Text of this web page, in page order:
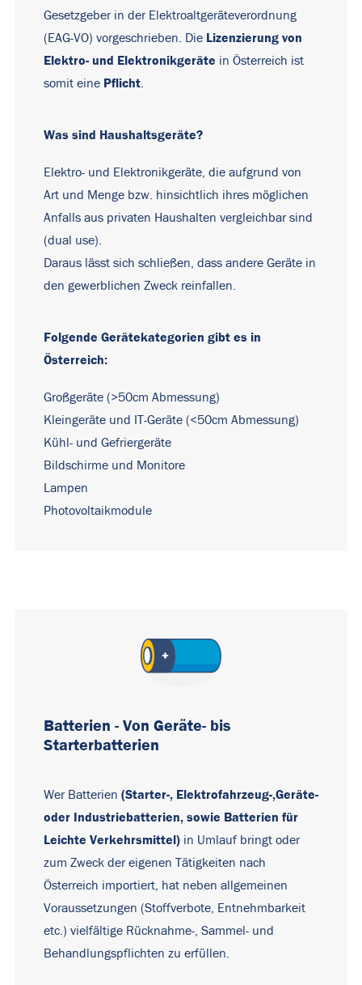
Gesetzgeber in der Elektroaltgeräteverordnung
(EAG-VO) vorgeschrieben. Die Lizenzierung von
Elektro- und Elektronikgeräte in Österreich ist
somit eine Pflicht
Was sind Haushaltsgeräte?
Elektro- und Elektronikgeräte, die aufgrund von
Art und Menge bzw. hinsichtlich ihres möglichen
Anfalls aus privaten Haushalten vergleichbar sind
(dual use).
Daraus lässt sich schließen, dass andere Geräte in
den gewerblichen Zweck reinfallen.
Folgende Gerätekategorien gibt es in
Österreich:
Großgeräte (>50cm Abmessung)
Kleingeräte und IT-Geräte (<50cm Abmessung)
Kühl- und Gefriergeräte
Bildschirme und Monitore
Lampen
Photovoltaikmodule
Batterien - Von Geräte- bis
Starterbatterien
Wer Batterien (Starter-, Elektrofahrzeug-,Geräte-
oder Industriebatterien, sowie Batterien für
Leichte Verkehrsmittel) in Umlauf bringt oder
zum Zweck der eigenen Tätigkeiten nach
Österreich importiert, hat neben allgemeinen
Voraussetzungen (Stoffverbote, Entnehmbarkeit
etc.) vielfältige Rücknahme-, Sammel- und
Behandlungspflichten zu erfüllen.